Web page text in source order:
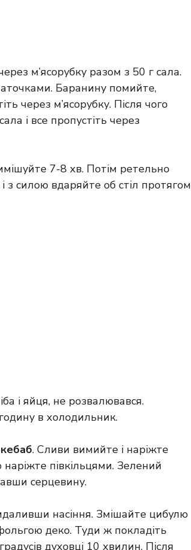
м’ясорубку разом з 50 г сала.
Баранину помийте,
через м’ясорубку. Після чого
і все пропустіть через
7-8 хв. Потім ретельно
силою вдаряйте об стіл протягом
і яйця, не розвалювався.
в холодильник.
. Сливи вимийте і наріжте
півкільцями. Зелений
серцевину.
насіння. Змішайте цибулю
деко. Туди ж покладіть
духовці 10 хвилин. Після